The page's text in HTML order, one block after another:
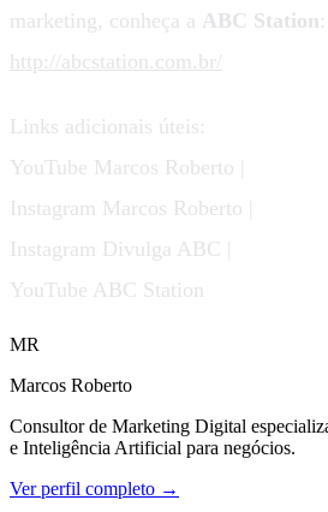
marketing, conheça a ABC Station:
http://abcstation.com.br/
Links adicionais úteis:
YouTube Marcos Roberto |
Instagram Marcos Roberto |
Instagram Divulga ABC |
YouTube ABC Station
MR
Marcos Roberto
Consultor de Marketing Digital
e Inteligência Artificial para negócios.
Ver perfil completo →